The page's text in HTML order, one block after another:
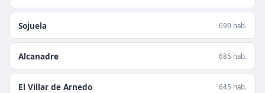
Sojuela 690 hab.
Alcanadre 685 hab.
El Villar de Arnedo 645 hab.